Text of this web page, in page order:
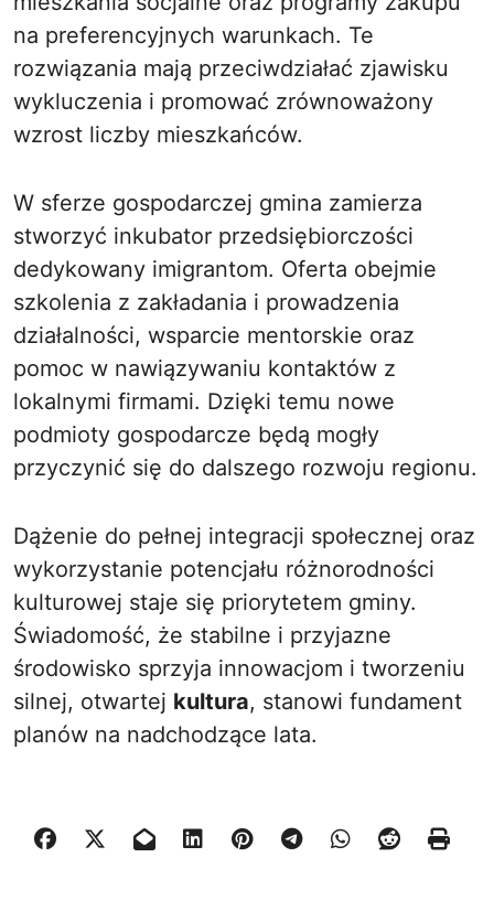
na preferencyjnych warunkach. Te
rozwiązania mają przeciwdziałać zjawisku
wykluczenia i promować zrównoważony
wzrost liczby mieszkańców.
W sferze gospodarczej gmina zamierza
stworzyć inkubator przedsiębiorczości
dedykowany imigrantom. Oferta obejmie
szkolenia z zakładania i prowadzenia
działalności, wsparcie mentorskie oraz
pomoc w nawiązywaniu kontaktów z
lokalnymi firmami. Dzięki temu nowe
podmioty gospodarcze będą mogły
przyczynić się do dalszego rozwoju regionu.
Dążenie do pełnej integracji społecznej oraz
wykorzystanie potencjału różnorodności
kulturowej staje się priorytetem gminy.
Świadomość, że stabilne i przyjazne
środowisko sprzyja innowacjom i tworzeniu
silnej, otwartej kultura, stanowi fundament
planów na nadchodzące lata.